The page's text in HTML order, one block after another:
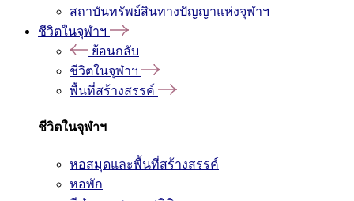
สถาบันทรัพย์สินทางปัญญาแห่งจุฬาฯ
ชีวิตในจุฬาฯ
ย้อนกลับ
ชีวิตในจุฬาฯ
พื้นที่สร้างสรรค์
ชีวิตในจุฬาฯ
หอสมุดและพื้นที่สร้างสรรค์
หอพัก